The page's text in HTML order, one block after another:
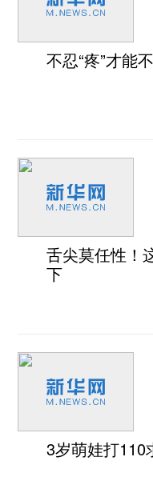
不忍“疼”才能
舌尖莫任性！
下
3岁萌娃打110